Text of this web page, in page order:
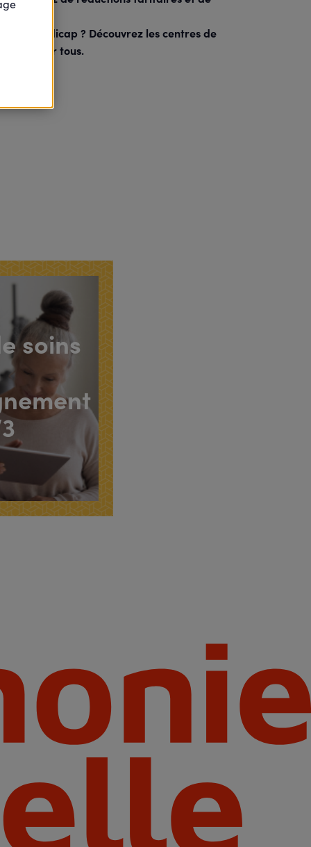
de handicap ? Découvrez les centres de
pour tous.
soins
plus